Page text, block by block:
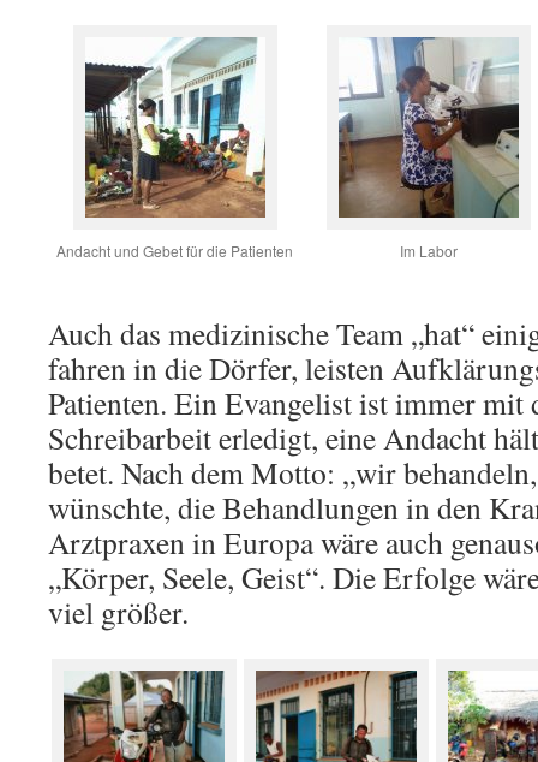
Andacht und Gebet für die Patienten Im Labor
Auch das medizinische Team „hat“
fahren in die Dörfer, leisten
Patienten. Ein Evangelist ist immer mit
Schreibarbeit erledigt, eine Andacht
betet. Nach dem Motto: „wir
wünschte, die Behandlungen in den
Arztpraxen in Europa wäre auch
„Körper, Seele, Geist“. Die Erfolge
viel größer.